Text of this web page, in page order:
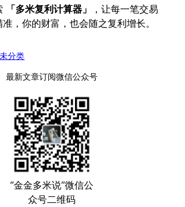
「多米复利计算器」
，让每一笔交易
，你的财富，也会随之复利增长。
未分类
最新文章订阅微信公众号
“金金多米说”微信公
众号二维码